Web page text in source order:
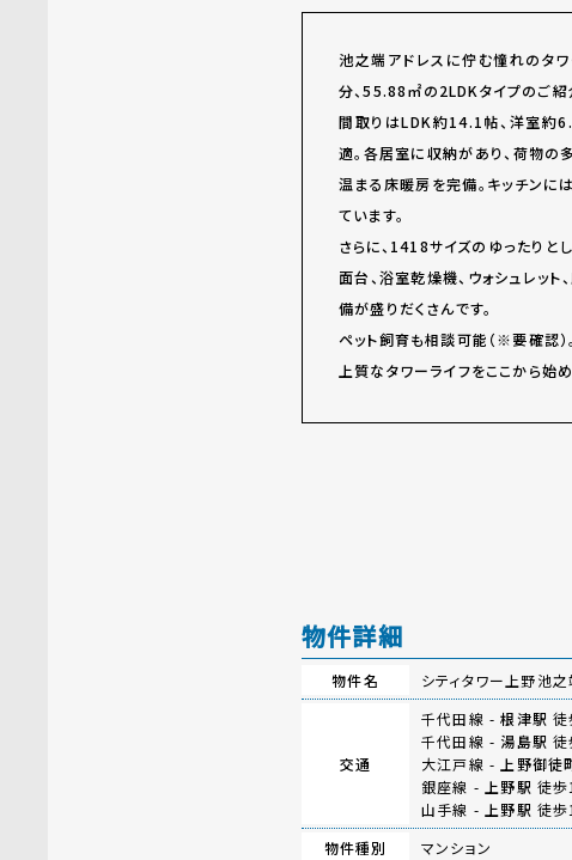
池之端アドレスに佇む憧れのタ
分、55.88㎡の2LDKタイプのご紹
間取りはLDK約14.1帖、洋室約
適。各居室に収納があり、荷物の
温まる床暖房を完備。キッチンに
ています。
さらに、1418サイズのゆったりと
面台、浴室乾燥機、ウォシュレッ
備が盛りだくさんです。
ペット飼育も相談可能（※要確認）。
上質なタワーライフをここから始
物件詳細
物件名 シティタワー上野池
交通
千代田線 -根津駅 徒
千代田線 - 湯島駅 徒
大江戸線 - 上野御徒
銀座線 - 上野駅 徒
山手線 - 上野駅 徒
物件種別
マンション